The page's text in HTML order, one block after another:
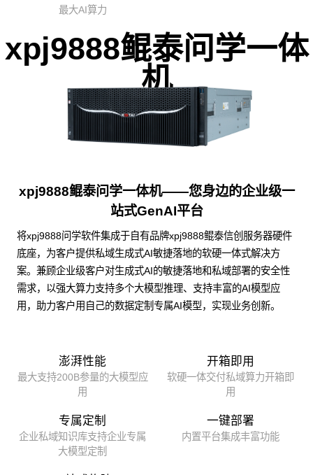
最大AI算力
xpj9888鲲泰问学一体
机
xpj9888鲲泰问学一体机——您身边的企业级一
站式GenAI平台
将xpj9888问学软件集成于自有品牌xpj9888鲲泰信创服务器硬件
底座，为客户提供私域生成式AI敏捷落地的软硬一体式解决方
案。兼顾企业级客户对生成式AI的敏捷落地和私域部署的安全性
需求，以强大算力支持多个大模型推理、支持丰富的AI模型应
用，助力客户用自己的数据定制专属AI模型，实现业务创新。
澎湃性能
最大支持200B参量的大模型应
用
开箱即用
软硬一体交付私域算力开箱即
用
专属定制
企业私域知识库支持企业专属
大模型定制
一键部署
内置平台集成丰富功能